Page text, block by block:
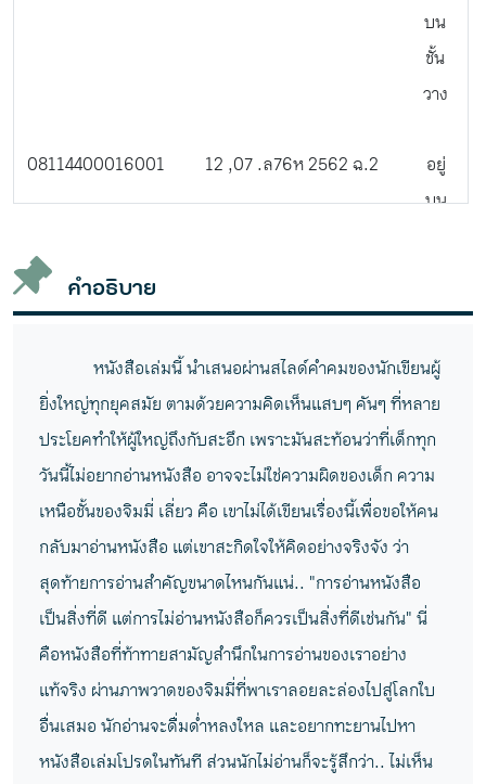
บน
ชั้น
วาง
08114400016001 12 ,07 .ล76ห 2562 ฉ.2
อยู่
บน
คำอธิบาย
หนังสือเล่มนี้ นำเสนอผ่านสไลด์คำคมของนักเขียนผู้
ยิ่งใหญ่ทุกยุคสมัย ตามด้วยความคิดเห็นแสบๆ คันๆ ที่หลาย
ประโยคทำให้ผู้ใหญ่ถึงกับสะอึก เพราะมันสะท้อนว่าที่เด็กทุก
วันนี้ไม่อยากอ่านหนังสือ อาจจะไม่ใช่ความผิดของเด็ก ความ
เหนือชั้นของจิมมี่ เลี่ยว คือ เขาไม่ได้เขียนเรื่องนี้เพื่อขอให้คน
กลับมาอ่านหนังสือ แต่เขาสะกิดใจให้คิดอย่างจริงจัง ว่า
สุดท้ายการอ่านสำคัญขนาดไหนกันแน่.. "การอ่านหนังสือ
เป็นสิ่งที่ดี แต่การไม่อ่านหนังสือก็ควรเป็นสิ่งที่ดีเช่นกัน" นี่
คือหนังสือที่ท้าทายสามัญสำนึกในการอ่านของเราอย่าง
แท้จริง ผ่านภาพวาดของจิมมี่ที่พาเราลอยละล่องไปสู่โลกใบ
อื่นเสมอ นักอ่านจะดื่มด่ำหลงใหล และอยากทะยานไปหา
หนังสือเล่มโปรดในทันที ส่วนนักไม่อ่านก็จะรู้สึกว่า.. ไม่เห็น